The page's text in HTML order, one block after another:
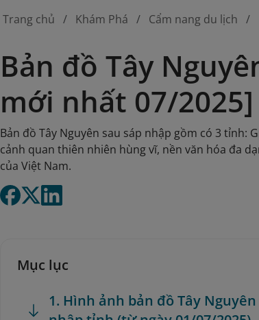
Trang chủ Khám Phá Cẩm nang du lịch
Bản đồ Tây
mới nhất 07/2025]
Bản đồ Tây Nguyên sau sáp nhập gồm có 3 tỉnh:
cảnh quan thiên nhiên hùng vĩ, nền văn hóa đa
của Việt Nam.
Mục lục
1. Hình ảnh bản đồ Tây